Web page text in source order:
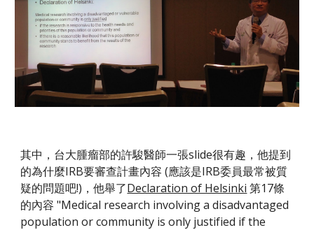
其中，台大腫瘤部的許駿醫師一張slide很有趣，他提到
的為什麼IRB要審查計畫內容 (應該是IRB委員最常被質
疑的問題吧!)，他舉了Declaration of Helsinki 第17條
的內容 "Medical research involving a disadvantaged
population or community is only justified if the